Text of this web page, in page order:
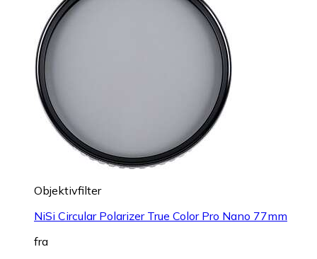
Objektivfilter
NiSi Circular Polarizer True Color Pro Nano 77mm
fra